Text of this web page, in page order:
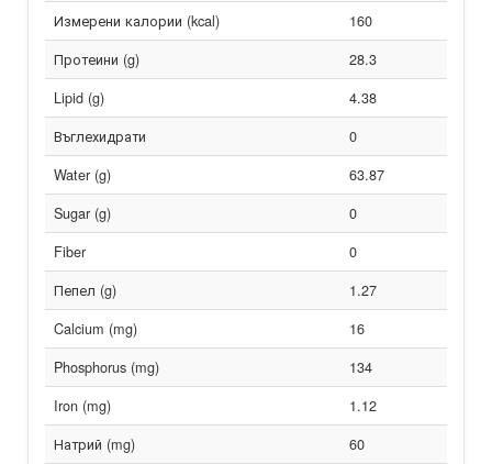
Измерени калории (kcal)
160
Протеини (g)
28.3
Lipid (g)
4.38
Въглехидрати
0
Water (g)
63.87
Sugar (g)
0
Fiber
0
Пепел (g)
1.27
Calcium (mg)
16
Phosphorus (mg)
134
Iron (mg)
1.12
Натрий (mg)
60